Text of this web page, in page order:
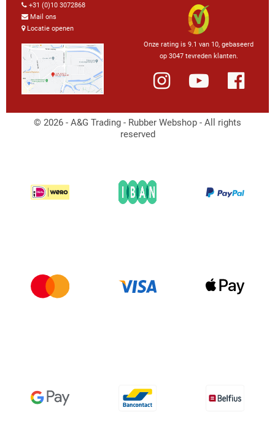
+31 (0)10 3072868
Mail ons
Locatie openen
Onze rating is 9.1 van 10, gebaseerd
op 3047 tevreden klanten.
© 2026 - A&G Trading - Rubber Webshop - All rights
reserved